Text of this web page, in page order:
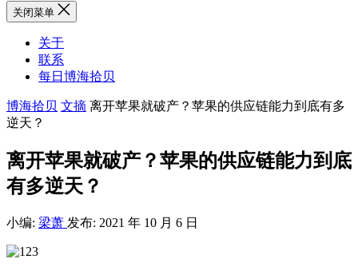
关闭菜单
关于
联系
每日博海拾贝
博海拾贝 文摘 离开苹果就破产？苹果的供应链能力到底有多
逆天？
离开苹果就破产？苹果的供应链能力到底
有多逆天？
小编: 梁萧 发布: 2021 年 10 月 6 日